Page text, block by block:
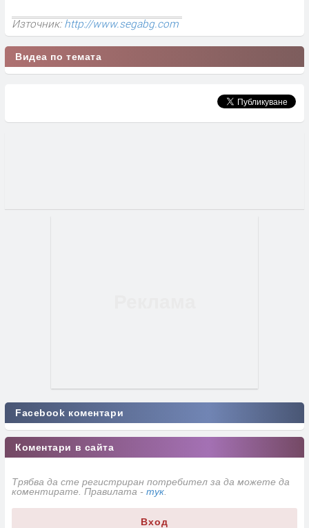
Източник:http://www.segabg.com
Видеа по темата
Facebook коментари
Коментари в сайта
Трябва да сте регистриран потребител за да можете да
коментирате. Правилата - тук
Вход